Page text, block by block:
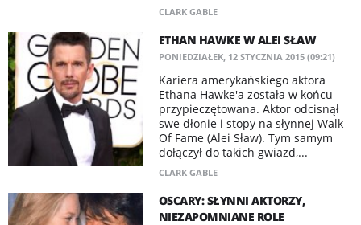
CLARK GABLE
ETHAN HAWKE W ALEI SŁAW
PONIEDZIAŁEK, 12 STYCZNIA 2015 (09:21)
Kariera amerykańskiego aktora
Ethana Hawke'a została w końcu
przypieczętowana. Aktor odcisnął
swe dłonie i stopy na słynnej Walk
Of Fame (Alei Sław). Tym samym
dołączył do takich gwiazd,...
CLARK GABLE
OSCARY: SŁYNNI AKTORZY,
NIEZAPOMNIANE ROLE